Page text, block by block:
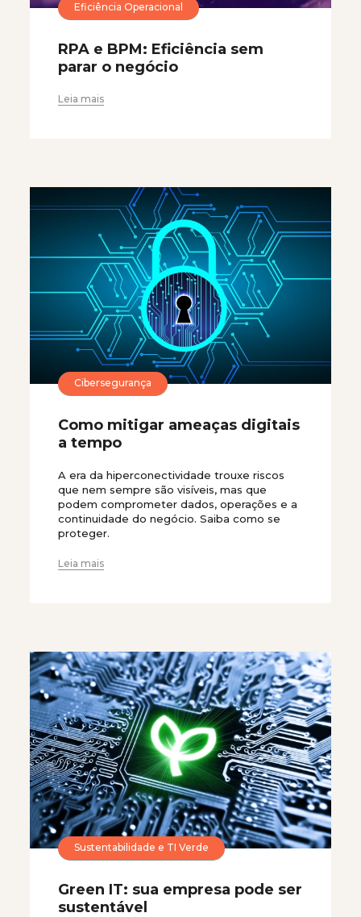
Eficiência Operacional
RPA e BPM: Eficiência sem
parar o negócio
Leia mais
Cibersegurança
Como mitigar ameaças digitais
a tempo
A era da hiperconectividade trouxe riscos
que nem sempre são visíveis, mas que
podem comprometer dados, operações e a
continuidade do negócio. Saiba como se
proteger.
Leia mais
Sustentabilidade e TI Verde
Green IT: sua empresa pode ser
sustentável